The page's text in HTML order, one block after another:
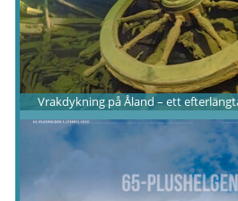
Vrakdykning på Åland – ett